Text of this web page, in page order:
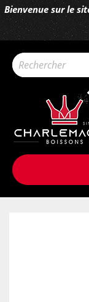
Bienvenue sur le